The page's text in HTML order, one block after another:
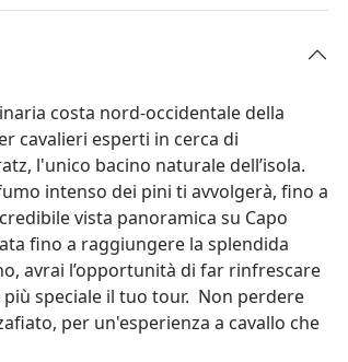
costa nord-occidentale della
cavalieri esperti in cerca di
l'unico bacino naturale dell’isola.
intenso dei pini ti avvolgerà, fino a
vista panoramica su Capo
fino a raggiungere la splendida
avrai l’opportunità di far rinfrescare
speciale il tuo tour. Non perdere
per un'esperienza a cavallo che